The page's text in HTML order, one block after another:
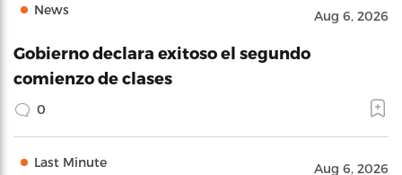
News Aug 6, 2026
Gobierno declara exitoso el segundo
comienzo de clases
0
Last Minute Aug 6, 2026